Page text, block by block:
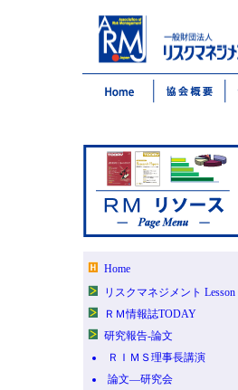
Home
リスクマネジメント Lesson
ＲＭ情報誌TODAY
研究報告-論文
ＲＩＭＳ理事長講演
論文―研究会